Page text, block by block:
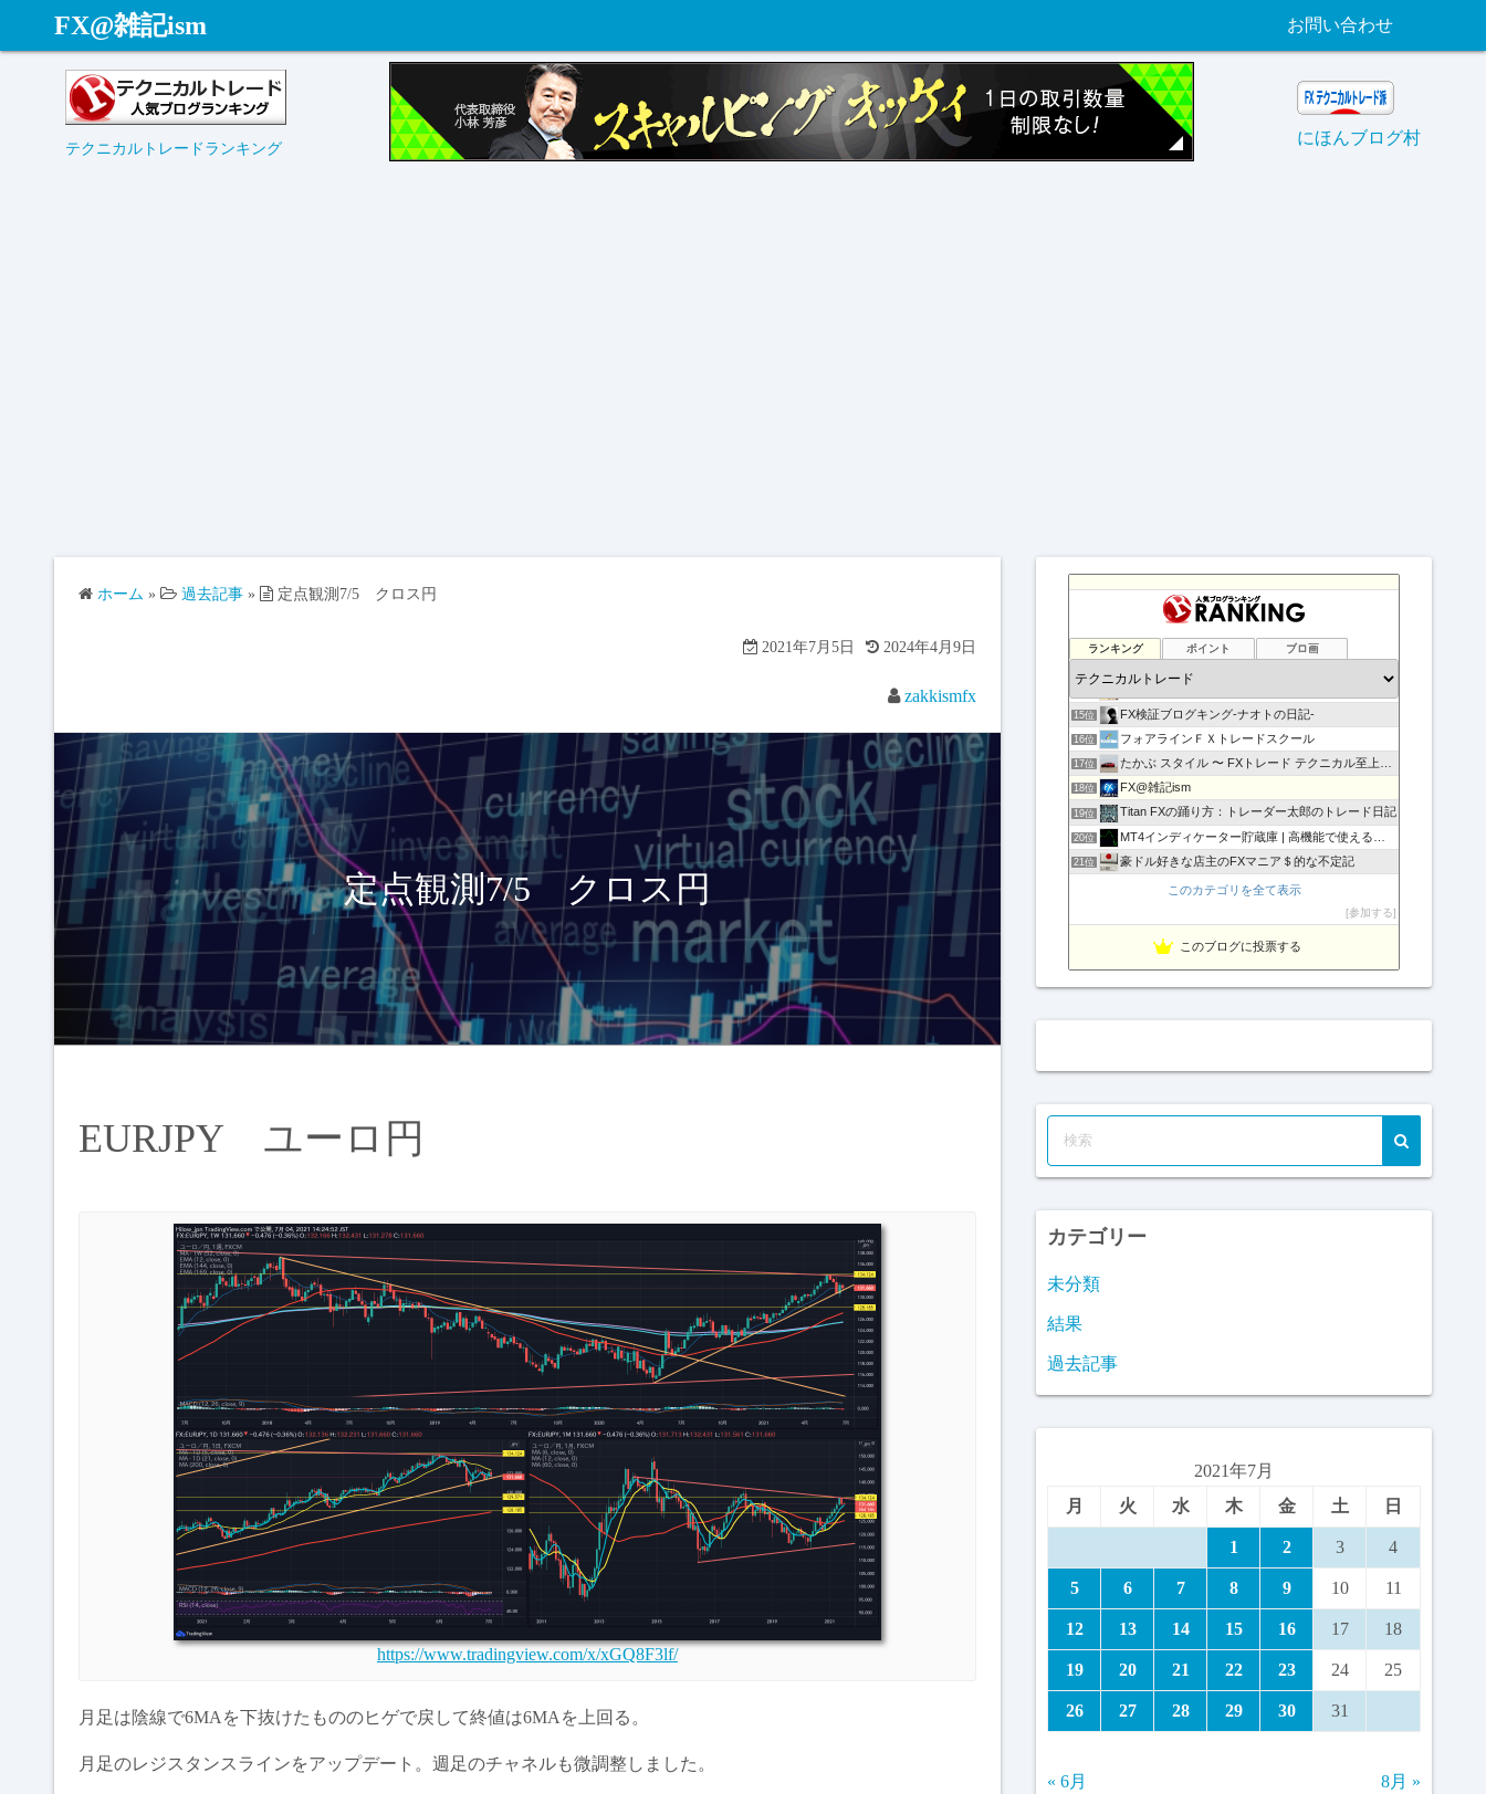
FX@雑記ism お問い合わせ
テクニカルトレードランキング
にほんブログ村
ホーム » 過去記事 » 定点観測7/5 クロス円
2021年7月5日 2024年4月9日
zakkismfx
定点観測7/5 クロス円
EURJPY ユーロ円
https://www.tradingview.com/x/xGQ8F3lf/
月足は陰線で6MAを下抜けたもののヒゲで戻して終値は6MAを上回る。
月足のレジスタンスラインをアップデート。週足のチャネルも微調整しました。
ランキング ポイント ブロ画
負けない！無料「Immortal_EA」究極システムトレード
12位 テクニカル分析
現役サラリーマンの副業FX/デイトレーダーの収支報告ブログ
15位 FX検証ブログキング-ナオトの日記-
16位 フォアラインＦＸトレードスクール
17位 たかぶ スタイル 〜 FXトレード テクニカル至上主義！
18位 FX@雑記ism
19位 Titan FXの踊り方：トレーダー太郎のトレード日記
20位 MT4インディケーター貯蔵庫 | 高機能で使えるインジをご…
21位 豪ドル好きな店主のFXマニア＄的な不定記
MT5インディケーター貯蔵庫
このカテゴリを全て表示
参加する
このブログに投票する
カテゴリー
未分類
結果
過去記事
2021年7月
月
火 水 木 金 土 日
1 2 3 4
5 6 7 8 9 10 11
12 13 14 15 16 17 18
19 20 21 22 23 24 25
26 27 28 29 30 31
« 6月 8月 »